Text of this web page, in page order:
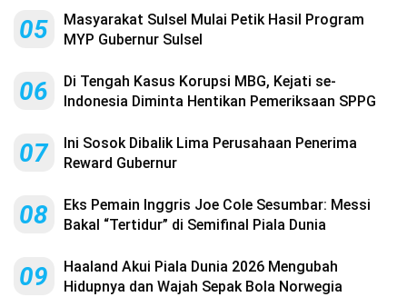
05
Masyarakat Sulsel Mulai Petik Hasil Program
MYP Gubernur Sulsel
06
Di Tengah Kasus Korupsi MBG, Kejati se-
Indonesia Diminta Hentikan Pemeriksaan SPPG
07
Ini Sosok Dibalik Lima Perusahaan Penerima
Reward Gubernur
08
Eks Pemain Inggris Joe Cole Sesumbar: Messi
Bakal “Tertidur” di Semifinal Piala Dunia
09
Haaland Akui Piala Dunia 2026 Mengubah
Hidupnya dan Wajah Sepak Bola Norwegia